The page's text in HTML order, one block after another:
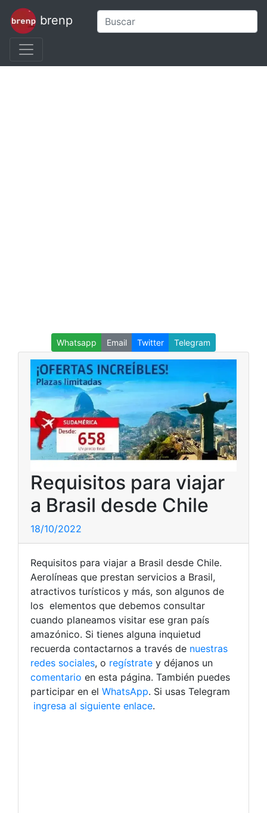
brenp
Whatsapp Email Twitter Telegram
Requisitos para viajar
a Brasil desde Chile
18/10/2022
Requisitos para viajar a Brasil desde Chile.
Aerolíneas que prestan servicios a Brasil,
atractivos turísticos y más, son algunos de
los elementos que debemos consultar
cuando planeamos visitar ese gran país
amazónico. Si tienes alguna inquietud
recuerda contactarnos a través de nuestras
redes sociales, o regístrate y déjanos un
comentario en esta página. También puedes
participar en el WhatsApp. Si usas Telegram
ingresa al siguiente enlace.